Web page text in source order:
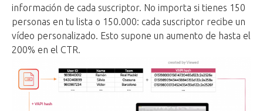
información de cada suscriptor. No importa si tienes 150
personas en tu lista o 150.000: cada suscriptor recibe un
vídeo personalizado. Esto supone un aumento de hasta el
200% en el CTR.